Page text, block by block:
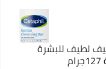
لطيف للبشرة